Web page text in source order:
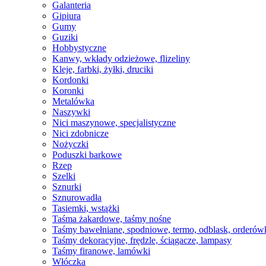
Galanteria
Gipiura
Gumy
Guziki
Hobbystyczne
Kanwy, wkłady odzieżowe, flizeliny
Kleje, farbki, żyłki, druciki
Kordonki
Koronki
Metalówka
Naszywki
Nici maszynowe, specjalistyczne
Nici zdobnicze
Nożyczki
Poduszki barkowe
Rzep
Szelki
Sznurki
Sznurowadła
Tasiemki, wstążki
Taśma żakardowe, taśmy nośne
Taśmy bawełniane, spodniowe, termo, odblask,
Taśmy dekoracyjne, frędzle, ściągacze, lampasy
Taśmy firanowe, lamówki
Włóczka